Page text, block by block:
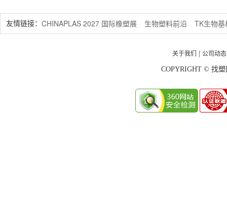
友情链接： CHINAPLAS 2027 国际橡塑展 生物塑料前沿 TK生物
关于我们 公司动态
COPYRIGHT © 找塑